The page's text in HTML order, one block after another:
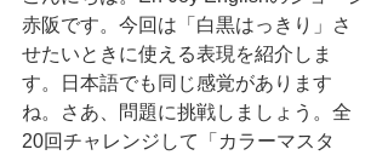
赤阪です。今回は「白黒はっきり」さ
せたいときに使える表現を紹介しま
す。日本語でも同じ感覚があります
ね。さあ、問題に挑戦しましょう。全
20回チャレンジして「カラーマスタ